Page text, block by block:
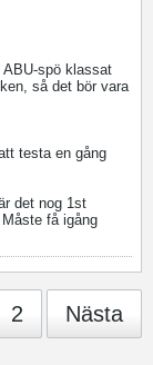
spö klassat
så det bör vara
testa en gång
det nog 1st
få igång
2 Nästa